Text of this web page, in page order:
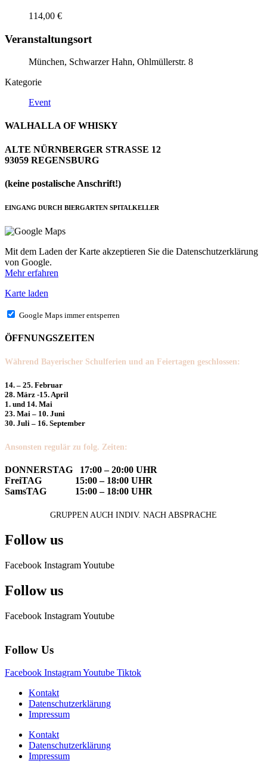
114,00 €
Veranstaltungsort
München, Schwarzer Hahn, Ohlmüllerstr. 8
Kategorie
Event
WALHALLA OF WHISKY
ALTE NÜRNBERGER STRASSE 12
93059 REGENSBURG
(keine postalische Anschrift!)
EINGANG DURCH BIERGARTEN SPITALKELLER
Mit dem Laden der Karte akzeptieren Sie die Datenschutzerklärung
von Google.
Mehr erfahren
Karte laden
Google Maps immer entsperren
ÖFFNUNGSZEITEN
Während Bayerischer Schulferien und an Feiertagen geschlossen:
14. – 25. Februar
28. März -15. April
1. und 14. Mai
23. Mai – 10. Juni
30. Juli – 16. September
Ansonsten regulär zu folg. Zeiten:
DONNERSTAG 17:00 – 20:00 UHR
FreiTAG 15:00 – 18:00 UHR
SamsTAG 15:00 – 18:00 UHR
GRUPPEN AUCH INDIV. NACH ABSPRACHE
Follow us
Facebook InstagramYoutube
Follow us
Facebook InstagramYoutube
Follow Us
Facebook InstagramYoutube Tiktok
Kontakt
Datenschutzerklärung
Impressum
Kontakt
Datenschutzerklärung
Impressum